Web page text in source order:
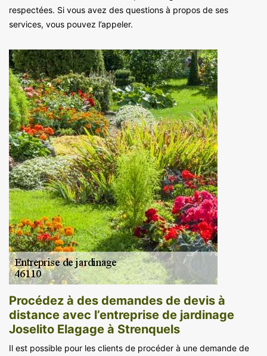
respectées. Si vous avez des questions à propos de ses
services, vous pouvez l’appeler.
Procédez à des demandes de devis à
distance avec l’entreprise de jardinage
Joselito Elagage à Strenquels
Il est possible pour les clients de procéder à une demande de